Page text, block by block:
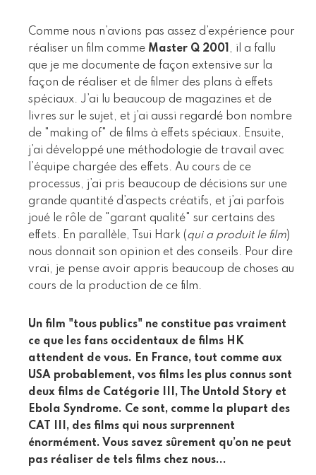
Comme nous n’avions pas assez d’expérience pour
réaliser un film comme Master Q 2001 , il a fallu
que je me documente de façon extensive sur la
façon de réaliser et de filmer des plans à effets
spéciaux. J’ai lu beaucoup de magazines et de
livres sur le sujet, et j’ai aussi regardé bon nombre
de "making of" de films à effets spéciaux. Ensuite,
j’ai développé une méthodologie de travail avec
l’équipe chargée des effets. Au cours de ce
processus, j’ai pris beaucoup de décisions sur une
grande quantité d’aspects créatifs, et j’ai parfois
joué le rôle de "garant qualité" sur certains des
effets. En parallèle, Tsui Hark (qui a produit le film)
nous donnait son opinion et des conseils. Pour dire
vrai, je pense avoir appris beaucoup de choses au
cours de la production de ce film.
Un film "tous publics" ne constitue pas vraiment
ce que les fans occidentaux de films HK
attendent de vous. En France, tout comme aux
USA probablement, vos films les plus connus sont
deux films de Catégorie III, The Untold Story et
Ebola Syndrome. Ce sont, comme la plupart des
CAT III, des films qui nous surprennent
énormément. Vous savez sûrement qu’on ne peut
pas réaliser de tels films chez nous...